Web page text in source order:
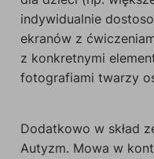
indywidualnie
ekranów z
z konkretnymi
fotografiami twarzy
Dodatkowo w skład
Autyzm. Mowa w